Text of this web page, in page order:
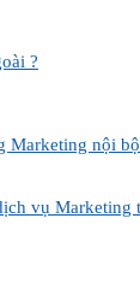
?
Marketing nội
vụ Marketing